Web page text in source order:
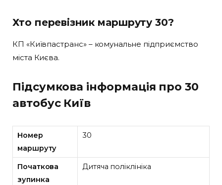
Хто перевізник маршруту 30?
КП «Київпастранс» – комунальне підприємство
міста Києва.
Підсумкова інформація про 30
автобус Київ
Номер
маршруту
30
Початкова
зупинка
Дитяча поліклініка